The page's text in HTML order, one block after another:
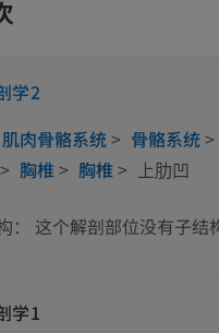
学2
肌肉骨骼系统> 骨骼系统>
> 胸椎> 胸椎> 上肋凹
： 这个解剖部位没有子结
学1